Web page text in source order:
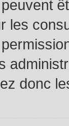
les
donc